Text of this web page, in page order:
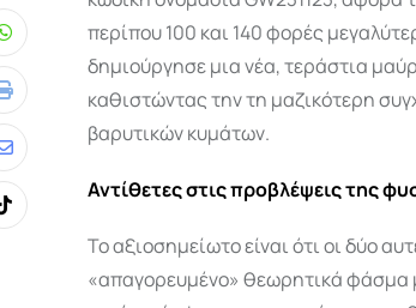
Whatsapp
Print
Share
via
Email
Tiktok
περίπου 100 και 140 φορές
δημιούργησε μια νέα, τεράστια
καθιστώντας την τη μαζικότερη
βαρυτικών κυμάτων.
Αντίθετες στις προβλέψεις της
Το αξιοσημείωτο είναι ότι οι δύο
«απαγορευμένο» θεωρητικά φάσμα